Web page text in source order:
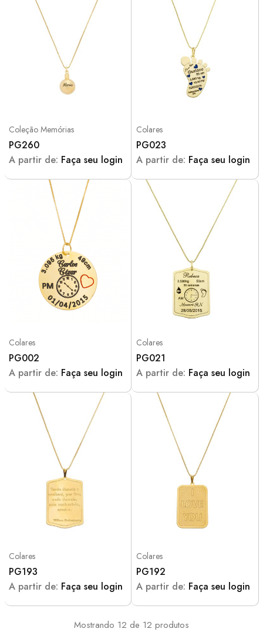
Coleção Memórias
PG260
A partir de: Faça seu login
Colares
PG023
A partir de: Faça seu login
Colares
PG002
A partir de: Faça seu login
Colares
PG021
A partir de: Faça seu login
Colares
PG193
A partir de: Faça seu login
Colares
PG192
A partir de: Faça seu login
Mostrando 12 de 12 produtos